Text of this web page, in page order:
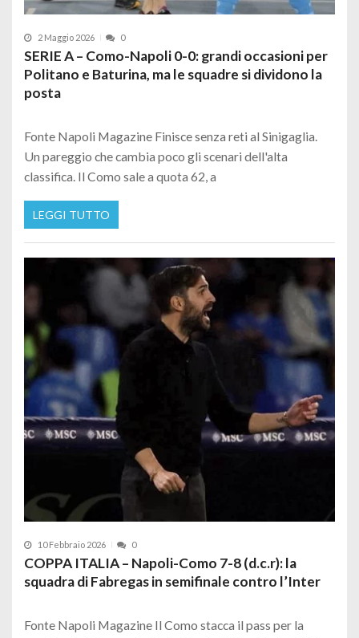
2 Maggio 2026 0
SERIE A – Como-Napoli 0-0: grandi occasioni per
Politano e Baturina, ma le squadre si dividono la
posta
Fonte Napoli Magazine Finisce senza reti al Sinigaglia.
Un pareggio che cambia poco gli scenari dell'alta
classifica. Il Como sale a quota 62, a
LEGGI TUTTO
10 Febbraio 2026 0
COPPA ITALIA – Napoli-Como 7-8 (d.c.r): la
squadra di Fabregas in semifinale contro l’Inter
Fonte Napoli Magazine Il Como stacca il pass per la